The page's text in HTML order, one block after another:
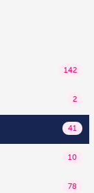
142
2
41
10
78